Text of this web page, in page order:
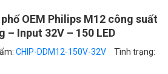
OEM Philips M12 công suất
– Input 32V – 150 LED
CHIP-DDM12-150V-32V
Tình trạng: